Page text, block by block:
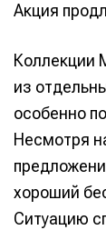
Акция
Коллекции
из
особенно
Несмотря
хороший
Ситуацию